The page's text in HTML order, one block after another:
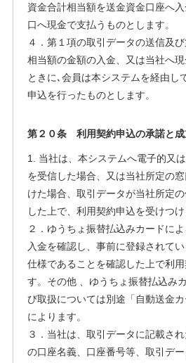
資金合計相当額を送金資金口座へ
口へ現金で支払うものとします。
４．第１項の取引データの送信及
相当額の金額の入金、又は当社へ
ときに､会員は本システムを経由し
申込を行ったものとします。
第２０条 利用契約申込の承諾と成
1. 当社は、本システムへ電子的又
を受信した場合、又は当社所定の
けた場合、取引データが当社所定
した上で、利用契約申込を受けつけ
２．ゆうちょ振替払込みカードに
入金を確認し、事前に登録されて
仕様であることを確認した上で利
す。その他 、ゆうちょ振替払込み
び取扱については別途「自動送金
によります。
３．当社は、取引データに記載さ
の口座名義、口座番号等、取引デ